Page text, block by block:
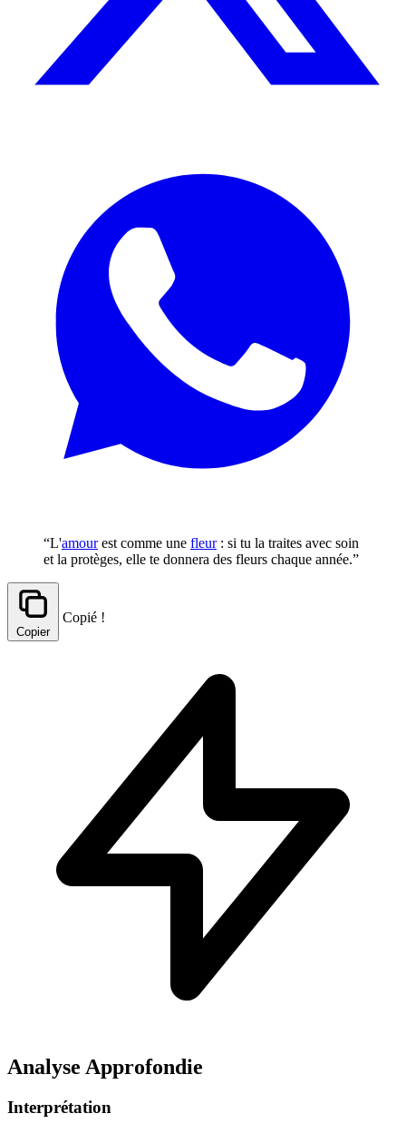
“L'amourest comme une fleur: si tu la traites avec soin
et la protèges, elle te donnera des fleurs chaque année.”
Copier
Copié !
Analyse Approfondie
Interprétation